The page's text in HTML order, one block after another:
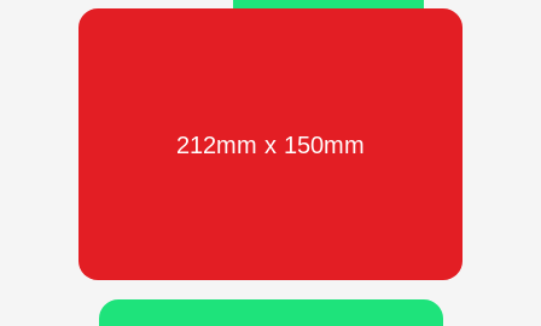
212mm x 150mm